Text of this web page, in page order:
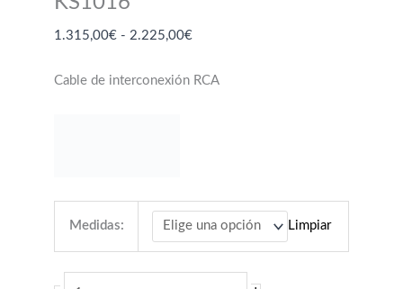
1.315,00€ - 2.225,00€Rango
precios:
Cable de interconexión RCA
Medidas: Limpiar